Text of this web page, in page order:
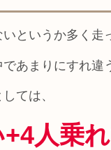
というか多く走
あまりにすれ違
ては、
人乗